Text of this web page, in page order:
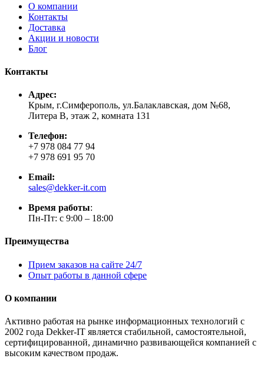
О компании
Контакты
Доставка
Акции и новости
Блог
Контакты
Адрес:
Крым, г.Симферополь, ул.Балаклавская, дом №68,
Литера В, этаж 2, комната 131
Телефон:
+7 978 084 77 94
+7 978 691 95 70
Email:
sales@dekker-it.com
Время работы:
Пн-Пт: с 9:00 – 18:00
Преимущества
Прием заказов на сайте 24/7
Опыт работы в данной сфере
О компании
Активно работая на рынке информационных технологий с
2002 года Dekker-IT является стабильной, самостоятельной,
сертифицированной, динамично развивающейся компанией с
высоким качеством продаж.